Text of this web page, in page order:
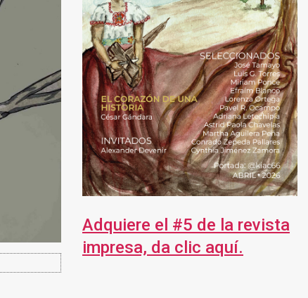
Adquiere el #5 de la revista
impresa, da clic aquí.